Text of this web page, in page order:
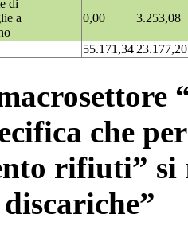
di
a
0,00 3.253,08
55.171,3423.177,20
che
rifiuti”